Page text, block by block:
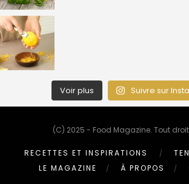
Voir plus Suivre sur
(C) 2025 - Food Magazine. Tout droit
RECETTES ET INSPIRATIONS
LE MAGAZINE
À PROPOS